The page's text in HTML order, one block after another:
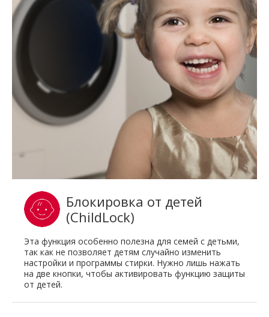
Блокировка от детей
(ChildLock)
Эта функция особенно полезна для семей с детьми,
так как не позволяет детям случайно изменить
настройки и программы стирки. Нужно лишь нажать
на две кнопки, чтобы активировать функцию защиты
от детей.